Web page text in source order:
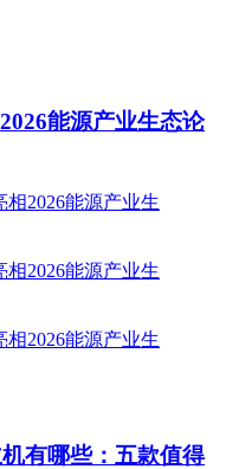
能源产业生态论
有哪些：五款值得